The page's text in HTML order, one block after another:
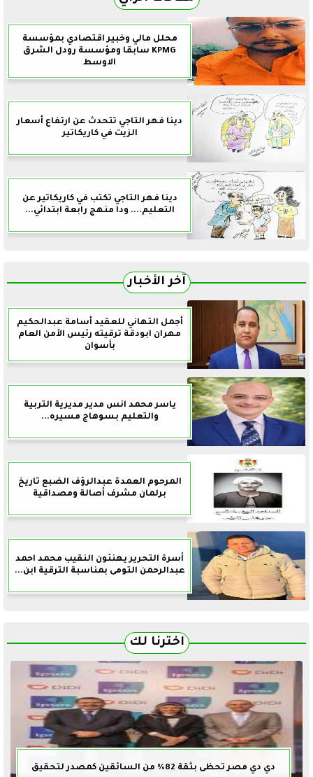
محلل مالي وخبير اقتصادي بمؤسسة
KPMG سابقا ومؤسسة رودل الشرق
الاوسط
دينا فهر التاجي تتحدث عن ارتفاع أسعار
الزيت في كاريكاتير
دينا فهر التاجي تكتب في كاريكاتير عن
التعليم.... ودا منهج رابعة ابتدائي...
آخر الأخبار
أجمل التهاني للعقيد أسامة عبدالحكيم
مهران ابودقة ترقيته رئيس الأمن العام
بأسوان
ياسر محمد انس مدير مديرية التربية
والتعليم بسوهاج مسيره...
المرحوم العمدة عبدالرؤف الضبع تاريخ
برلمان مشرف أصالة ومصداقية
أسرة التحرير يهنئون النقيب محمد احمد
عبدالرحمن التومى بمناسبة الترقية ابن...
اخترنا لك
دي دي مصر تحظى بثقة 82% من السائقين كمصدر لتحقيق